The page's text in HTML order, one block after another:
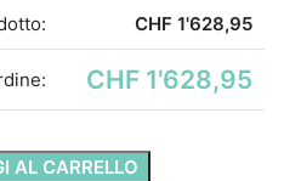
CHF 1'628,95
CHF 1'628,95
AL CARRELLO